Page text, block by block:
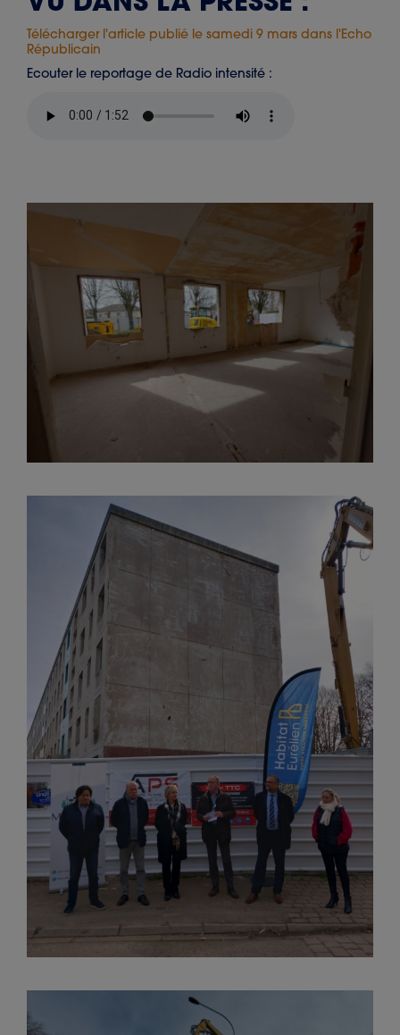
Télécharger l'article publié le samedi 9 mars dans l'Echo
Républicain
Ecouter le reportage de Radio intensité :